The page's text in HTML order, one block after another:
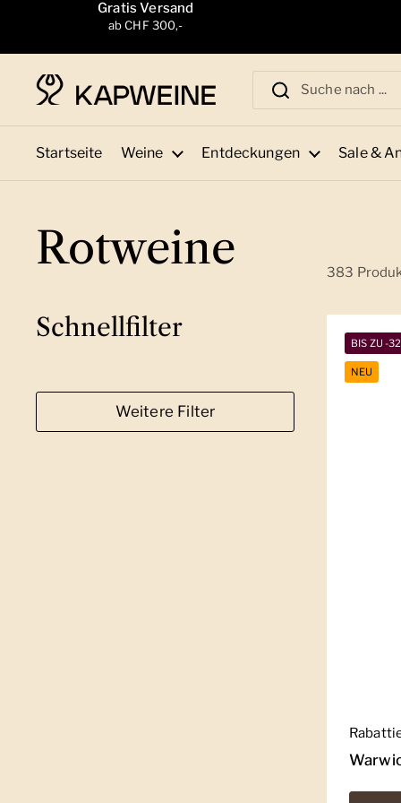
Zum Inhalt springenGratis Versand
ab CHF 300,-
Startseite Weine Entdeckungen Sale &
Rotweine
Schnellfilter
Weitere Filter
383
BIS ZU -
NEU